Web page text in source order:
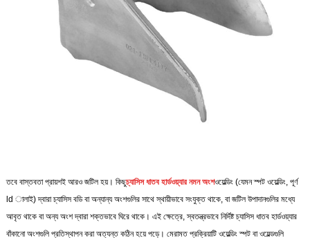
তবে বাস্তবতা প্রায়শই আরও জটিল হয়। কিছুচ্যাসিস ধাতব হার্ডওয়্যার নমন অংশওয়েল্ডিং (যেমন স্পট ওয়েল্ডিং, পূর্ণ
ld ালাই) দ্বারা চ্যাসিস বডি বা অন্যান্য অংশগুলির সাথে স্থায়ীভাবে সংযুক্ত থাকে, বা জটিল উপাদানগুলির মধ্যে
আবৃত থাকে বা অন্য অংশ দ্বারা শক্তভাবে ঘিরে থাকে। এই ক্ষেত্রে, স্বতন্ত্রভাবে নির্দিষ্ট চ্যাসিস ধাতব হার্ডওয়্যার
বাঁকানো অংশগুলি প্রতিস্থাপন করা অত্যন্ত কঠিন হয়ে পড়ে। মেরামত প্রক্রিয়াটি ওয়েল্ডিং স্পট বা ওয়েল্ডগুলি